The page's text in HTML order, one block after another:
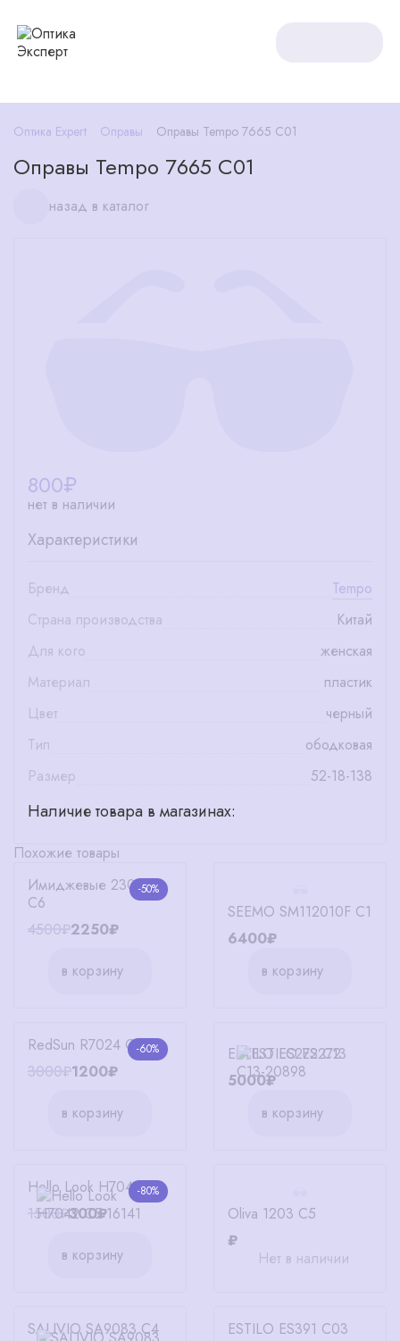
Оптика Expert Оправы Оправы Tempo 7665 С01
Оправы Tempo 7665 С01
назад в каталог
800₽
нет в наличии
Характеристики
Бренд
Tempo
Страна производства
Китай
Для кого
женская
Материал
пластик
Цвет
черный
Тип
ободковая
Размер
52-18-138
Наличие товара в магазинах:
Похожие товары
-50%
Имиджевые 23029-1
C6
4500₽2250₽
в корзину
SEEMO SM112010F C1
6400₽
в корзину
-60%
RedSun R7024 C2
3000₽1200₽
в корзину
ESTILO ES272 C13
5000₽
в корзину
-80%
Hello Look H7042 C5
1500₽300₽
в корзину
Oliva 1203 C5
₽
Нет в наличии
SALIVIO SA9083 C4
ESTILO ES391 C03